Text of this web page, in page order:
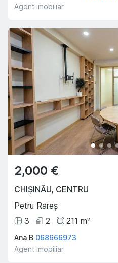
Agent imobiliar
2,000 €
CHIȘINĂU, CENTRU
Petru Rareș
3
2 211 m2
Ana B 068666973
Agent imobiliar